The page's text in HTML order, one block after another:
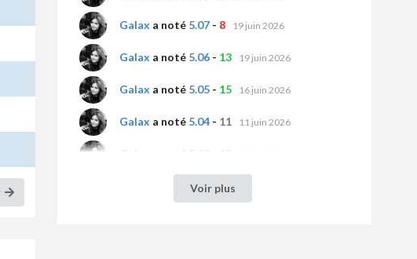
Galax a noté 5.07 - 8 19 juin 2026
Galax a noté 5.06 - 13 19 juin 2026
Galax a noté 5.05 - 15 16 juin 2026
Galax a noté 5.04 - 11 11 juin 2026
Galax a noté 5.03 13
5.01-11
Voir plus